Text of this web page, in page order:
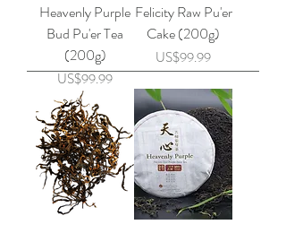
Heavenly Purple
Bud Pu'er Tea
(200g)
價格
US$99.99
Felicity Raw Pu'er
Cake (200g)
價格
US$99.99